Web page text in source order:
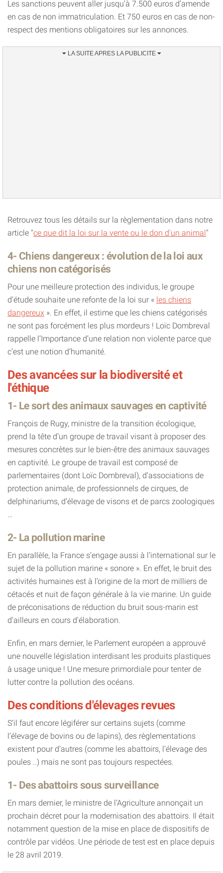
Les sanctions peuvent aller jusqu’à 7.500 euros d’amende
en cas de non immatriculation. Et 750 euros en cas de non-
respect des mentions obligatoires sur les annonces.
Retrouvez tous les détails sur la règlementation dans notre
article "ce que dit la loi sur la vente ou le don d'un animal "
4- Chiens dangereux : évolution de la loi aux
chiens non catégorisés
Pour une meilleure protection des individus, le groupe
d’étude souhaite une refonte de la loi sur « les chiens
dangereux ». En effet, il estime que les chiens catégorisés
ne sont pas forcément les plus mordeurs ! Loïc Dombreval
rappelle l’Importance d’une relation non violente parce que
c’est une notion d’humanité.
Des avancées sur la biodiversité et
l'éthique
1- Le sort des animaux sauvages en captivité
François de Rugy, ministre de la transition écologique,
prend la tête d’un groupe de travail visant à proposer des
mesures concrètes sur le bien-être des animaux sauvages
en captivité. Le groupe de travail est composé de
parlementaires (dont Loïc Dombreval), d’associations de
protection animale, de professionnels de cirques, de
delphinariums, d’élevage de visons et de parcs zoologiques
…
2- La pollution marine
En parallèle, la France s’engage aussi à l’international sur le
sujet de la pollution marine « sonore ». En effet, le bruit des
activités humaines est à l’origine de la mort de milliers de
cétacés et nuit de façon générale à la vie marine. Un guide
de préconisations de réduction du bruit sous-marin est
d'ailleurs en cours d'élaboration.
Enfin, en mars dernier, le Parlement européen a approuvé
une nouvelle législation interdisant les produits plastiques
à usage unique ! Une mesure primordiale pour tenter de
lutter contre la pollution des océans.
Des conditions d'élevages revues
S’il faut encore légiférer sur certains sujets (comme
l’élevage de bovins ou de lapins), des règlementations
existent pour d’autres (comme les abattoirs, l’élevage des
poules ..) mais ne sont pas toujours respectées.
1- Des abattoirs sous surveillance
En mars dernier, le ministre de l’Agriculture annonçait un
prochain décret pour la modernisation des abattoirs. Il était
notamment question de la mise en place de dispositifs de
contrôle par vidéos. Une période de test est en place depuis
le 28 avril 2019.